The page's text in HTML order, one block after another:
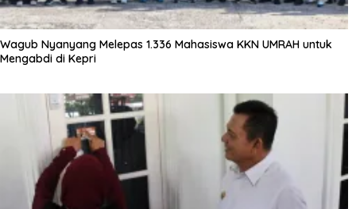
Wagub Nyanyang Melepas 1.336 Mahasiswa KKN UMRAH untuk
Mengabdi di Kepri